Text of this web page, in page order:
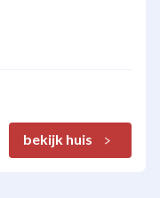
bekijk huis